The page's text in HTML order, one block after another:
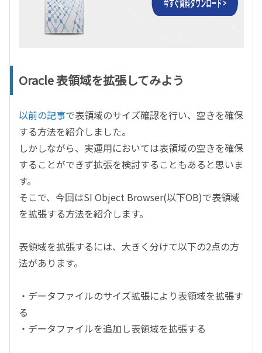
Oracle 表領域を拡張してみよう
以前の記事で表領域のサイズ確認を行い、空きを確保
する方法を紹介しました。
しかしながら、実運用においては表領域の空きを確保
することができず拡張を検討することもあると思いま
す。
そこで、今回はSI Object Browser(以下OB)で表領域
を拡張する方法を紹介します。
表領域を拡張するには、大きく分けて以下の2点の方
法があります。
・データファイルのサイズ拡張により表領域を拡張す
る
・データファイルを追加し表領域を拡張する